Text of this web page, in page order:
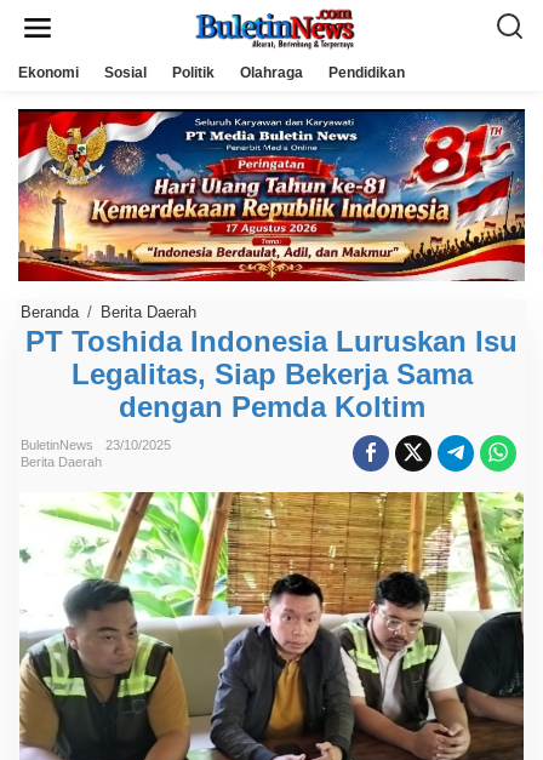
Ekonomi Sosial Politik Olahraga Pendidikan
Beranda / Berita Daerah
T
s
h
i
n
d
o
n
e
s
i
a
s
k
a
PT Toshida Indonesia Luruskan Isu
Legalitas, Siap Bekerja Sama
dengan Pemda Koltim
BuletinNews
23/10/2025
Berita Daerah